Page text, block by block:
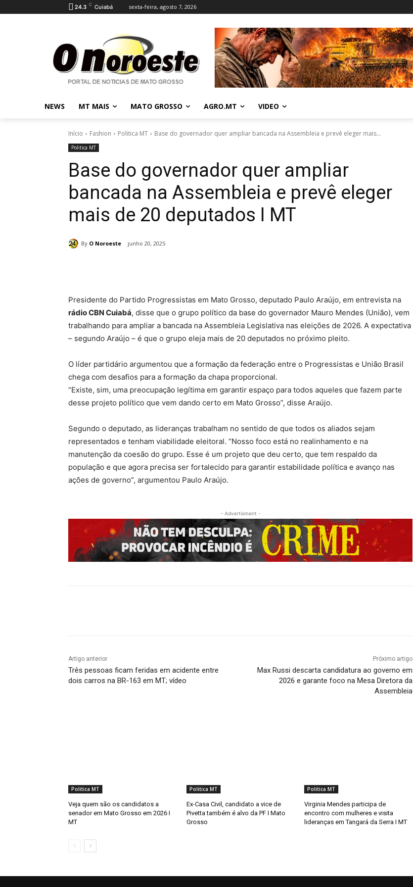
24.3 C Cuiabá sexta-feira, agosto 7, 2026
NEWS MT MAIS MATO GROSSO AGRO.MT VIDEO
Início Fashion Politica MT Base do governador quer ampliar bancada na Assembleia e prevê eleger mais...
Politica MT
Base do governador quer ampliar
bancada na Assembleia e prevê eleger
mais de 20 deputados I MT
By O Noroeste junho 20, 2025
Presidente do Partido Progressistas em Mato Grosso, deputado Paulo Araújo, em entrevista na
rádio CBN Cuiabá, disse que o grupo político da base do governador Mauro Mendes (União), vem
trabalhando para ampliar a bancada na Assembleia Legislativa nas eleições de 2026. A expectativa
– segundo Araújo – é que o grupo eleja mais de 20 deputados no próximo pleito.
O líder partidário argumentou que a formação da federação entre o Progressistas e União Brasil
chega com desafios para a formação da chapa proporcional.
“Existe, sim, uma preocupação legítima em garantir espaço para todos aqueles que fazem parte
desse projeto político que vem dando certo em Mato Grosso”, disse Araújo.
Segundo o deputado, as lideranças trabalham no sentido de que todos os aliados sejam
representados e tenham viabilidade eleitoral. “Nosso foco está no realinhamento e na
manutenção da coesão do grupo. Esse é um projeto que deu certo, que tem respaldo da
população e que agora precisa ser fortalecido para garantir estabilidade política e avanço nas
ações de governo”, argumentou Paulo Araújo.
- Advertisment -
Artigo anterior
Três pessoas ficam feridas em acidente entre
dois carros na BR-163 em MT; vídeo
Próximo artigo
Max Russi descarta candidatura ao governo em
2026 e garante foco na Mesa Diretora da
Assembleia
Politica MT
Veja quem são os candidatos a
senador em Mato Grosso em 2026 I
MT
Politica MT
Ex-Casa Civil, candidato a vice de
Pivetta também é alvo da PF I Mato
Grosso
Politica MT
Virginia Mendes participa de
encontro com mulheres e visita
lideranças em Tangará da Serra I MT